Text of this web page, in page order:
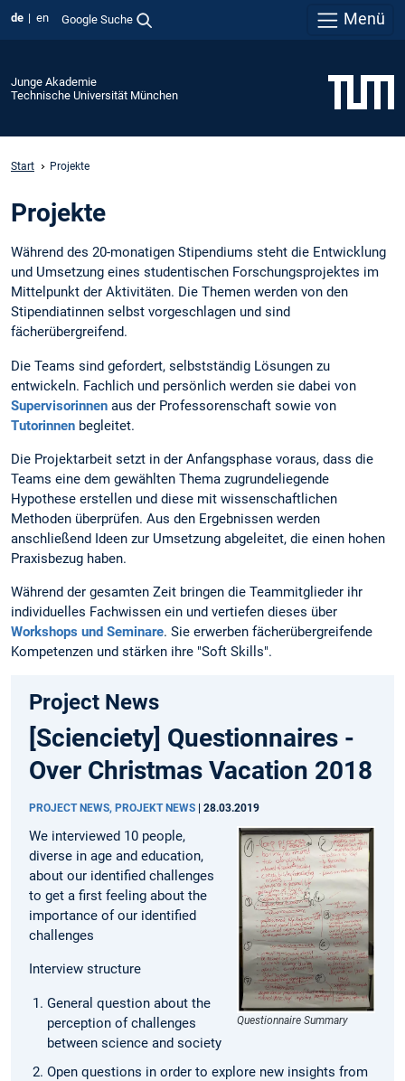
de en Google Suche Menü
Junge Akademie
Technische Universität München
Start Projekte
Projekte
Während des 20-monatigen Stipendiums steht die Entwicklung
und Umsetzung eines studentischen Forschungsprojektes im
Mittelpunkt der Aktivitäten. Die Themen werden von den
Stipendiatinnen selbst vorgeschlagen und sind
fächerübergreifend.
Die Teams sind gefordert, selbstständig Lösungen zu
entwickeln. Fachlich und persönlich werden sie dabei von
Supervisorinnen aus der Professorenschaft sowie von
Tutorinnen begleitet.
Die Projektarbeit setzt in der Anfangsphase voraus, dass die
Teams eine dem gewählten Thema zugrundeliegende
Hypothese erstellen und diese mit wissenschaftlichen
Methoden überprüfen. Aus den Ergebnissen werden
anschließend Ideen zur Umsetzung abgeleitet, die einen hohen
Praxisbezug haben.
Während der gesamten Zeit bringen die Teammitglieder ihr
individuelles Fachwissen ein und vertiefen dieses über
Workshops und Seminare. Sie erwerben fächerübergreifende
Kompetenzen und stärken ihre "Soft Skills".
Project News
[Scienciety] Questionnaires -
Over Christmas Vacation 2018
PROJECT NEWS, PROJEKT NEWS 28.03.2019
Questionnaire Summary
We interviewed 10 people,
diverse in age and education,
about our identified challenges
to get a first feeling about the
importance of our identified
challenges
Interview structure
General question about the
perception of challenges
between science and society
Open questions in order to explore new insights from